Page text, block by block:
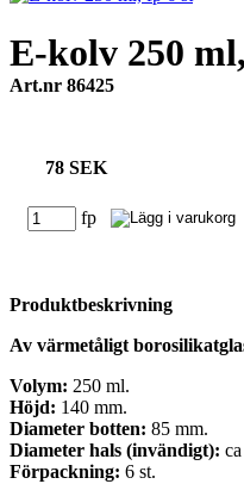
E-kolv 250
Art.nr 86425
78 SEK
fp
Produktbeskrivning
Av värmetåligt
Volym: 250 ml.
Höjd: 140 mm.
Diameter botten: 85 mm.
Diameter hals (invändigt):
Förpackning: 6 st.